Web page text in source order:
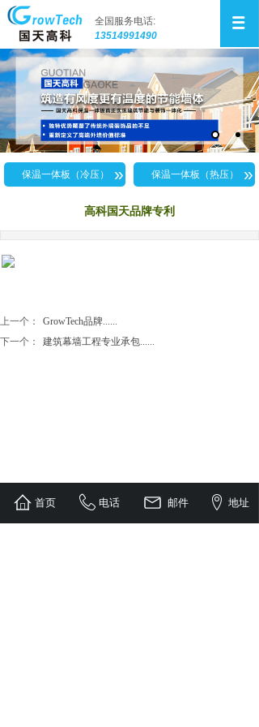
全国服务电话:
13514991490
保温一体板（冷压） » 保温一体板（热压） »
高科国天品牌专利
上一个：
GrowTech品牌......
下一个：
建筑幕墙工程专业承包......
安徽国天节能科技有限公司 版权所有
首页 电话 邮件 地址